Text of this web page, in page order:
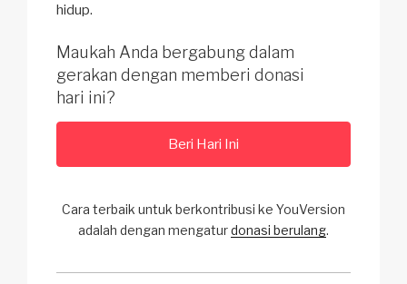
hidup.
Maukah Anda bergabung dalam
gerakan dengan memberi donasi
hari ini?
Beri Hari Ini
Cara terbaik untuk berkontribusi ke YouVersion
adalah dengan mengaturdonasi berulang.